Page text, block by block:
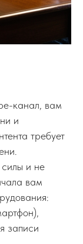
канал, вам
и
требует
силы и не
вам
записи